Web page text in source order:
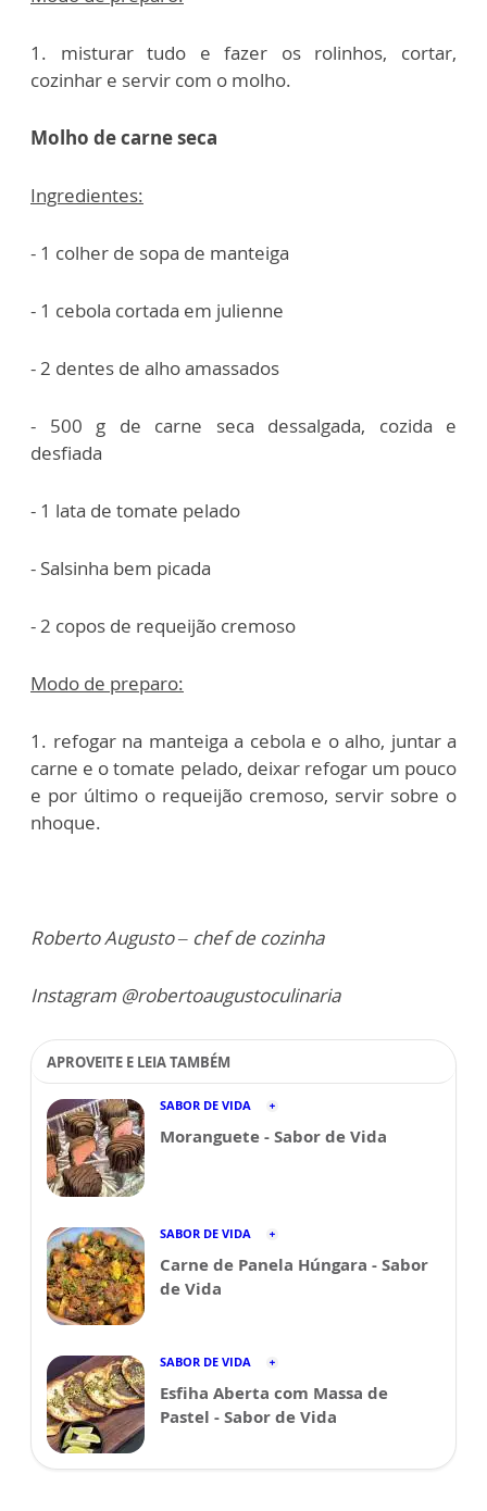
1. misturar tudo e fazer os rolinhos, cortar,
cozinhar e servir com o molho.
Molho de carne seca
Ingredientes:
- 1 colher de sopa de manteiga
- 1 cebola cortada em julienne
- 2 dentes de alho amassados
- 500 g de carne seca dessalgada, cozida e
desfiada
- 1 lata de tomate pelado
- Salsinha bem picada
- 2 copos de requeijão cremoso
Modo de preparo:
1. refogar na manteiga a cebola e o alho, juntar a
carne e o tomate pelado, deixar refogar um pouco
e por último o requeijão cremoso, servir sobre o
nhoque.
Roberto Augusto – chef de cozinha
Instagram @robertoaugustoculinaria
APROVEITE E LEIA TAMBÉM
SABOR DE VIDA
Moranguete - Sabor de Vida
SABOR DE VIDA
Carne de Panela Húngara - Sabor
de Vida
SABOR DE VIDA
Esfiha Aberta com Massa de
Pastel - Sabor de Vida